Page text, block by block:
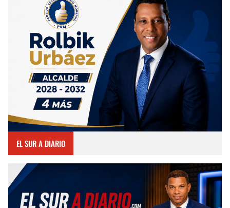
EL SUR A DIARIO